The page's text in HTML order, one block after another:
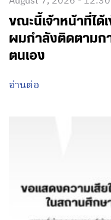
ขณะนี้เจ้าหน้าที่ไ
ผมกำลังติดตามก
ตนเอง
อ่านต่อ